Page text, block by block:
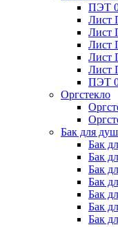
ПЭТ
Лист
Лист
Лист
Лист
Лист
ПЭТ
Оргстекло
Бак для
Бак
Бак
Бак
Бак
Бак
Бак
Бак